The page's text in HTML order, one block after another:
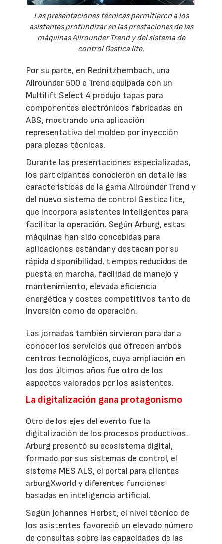
Las presentaciones técnicas permitieron a los
asistentes profundizar en las prestaciones de las
máquinas Allrounder Trend y del sistema de
control Gestica lite.
Por su parte, en Rednitzhembach, una
Allrounder 500 e Trend equipada con un
Multilift Select 4 produjo tapas para
componentes electrónicos fabricadas en
ABS, mostrando una aplicación
representativa del moldeo por inyección
para piezas técnicas.
Durante las presentaciones especializadas,
los participantes conocieron en detalle las
características de la gama Allrounder Trend y
del nuevo sistema de control Gestica lite,
que incorpora asistentes inteligentes para
facilitar la operación. Según Arburg, estas
máquinas han sido concebidas para
aplicaciones estándar y destacan por su
rápida disponibilidad, tiempos reducidos de
puesta en marcha, facilidad de manejo y
mantenimiento, elevada eficiencia
energética y costes competitivos tanto de
inversión como de operación.
Las jornadas también sirvieron para dar a
conocer los servicios que ofrecen ambos
centros tecnológicos, cuya ampliación en
los dos últimos años fue otro de los
aspectos valorados por los asistentes.
La digitalización gana protagonismo
Otro de los ejes del evento fue la
digitalización de los procesos productivos.
Arburg presentó su ecosistema digital,
formado por sus sistemas de control, el
sistema MES ALS, el portal para clientes
arburgXworld y diferentes funciones
basadas en inteligencia artificial.
Según Johannes Herbst, el nivel técnico de
los asistentes favoreció un elevado número
de consultas sobre las capacidades de las